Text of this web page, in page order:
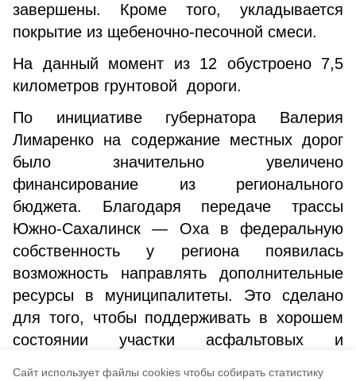
Cайт использует файлы cookies чтобы собирать статистику
завершены. Кроме того, укладывается
покрытие из щебеночно-песочной смеси.
На данный момент из 12 обустроено 7,5
километров грунтовой дороги.
По инициативе губернатора Валерия
Лимаренко на содержание местных дорог
было значительно увеличено
финансирование из регионального
бюджета. Благодаря передаче трассы
Южно-Сахалинск — Оха в федеральную
собственность у региона появилась
возможность направлять дополнительные
ресурсы в муниципалитеты. Это сделано
для того, чтобы поддерживать в хорошем
состоянии участки асфальтовых и